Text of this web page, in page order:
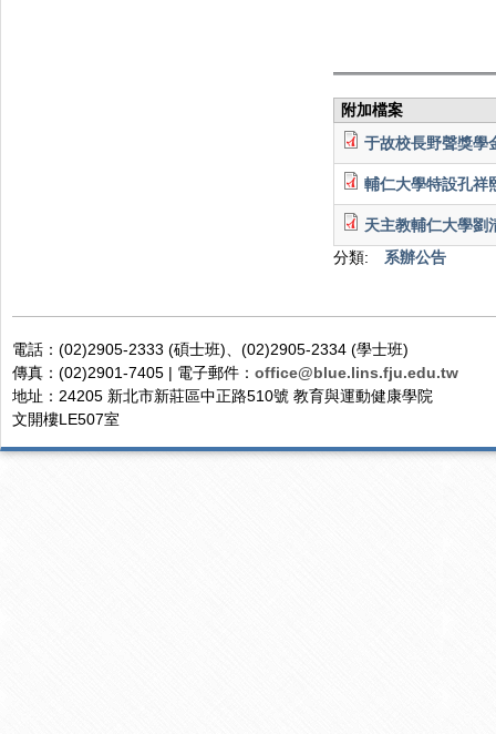
附加檔案
于故校長野聲獎學
輔仁大學特設孔祥
天主教輔仁大學
分類:
系辦公告
電話：(02)2905-2333 (碩士班)、(02)2905-2334 (學士班)
傳真：(02)2901-7405 | 電子郵件： office@blue.lins.fju.edu.tw
地址：24205 新北市新莊區中正路510號 教育與運動健康學院
文開樓LE507室